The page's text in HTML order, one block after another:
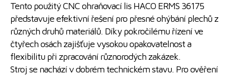
Tento použitý CNC ohraňovací lis HACO ERMS 36175
představuje efektivní řešení pro přesné ohýbání plechů z
různých druhů materiálů. Díky pokročilému řízení ve
čtyřech osách zajišťuje vysokou opakovatelnost a
flexibilitu při zpracování různorodých zakázek.
Stroj se nachází v dobrém technickém stavu. Pro ověření